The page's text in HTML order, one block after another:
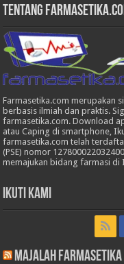
Tentang
Farmasetika.com merupakan
berbasis ilmiah dan praktis.
farmasetika.com. Download
atau Caping di smartphone,
farmasetika.com telah
(PSE) nomor
memajukan bidang farmasi di
Ikuti Kami
Majalah